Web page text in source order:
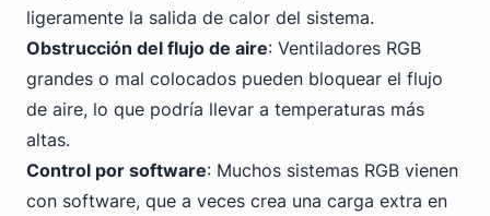
ligeramente la salida de calor del sistema.
Obstrucción del flujo de aire: Ventiladores RGB
grandes o mal colocados pueden bloquear el flujo
de aire, lo que podría llevar a temperaturas más
altas.
Control por software: Muchos sistemas RGB vienen
con software, que a veces crea una carga extra en